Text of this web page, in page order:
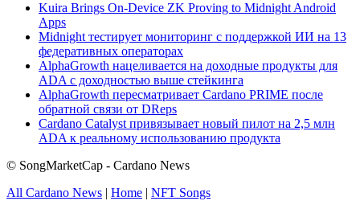
Kuira Brings On-Device ZK Proving to Midnight Android
Apps
Midnight тестирует мониторинг с поддержкой ИИ на 13
федеративных операторах
AlphaGrowth нацеливается на доходные продукты для
ADA с доходностью выше стейкинга
AlphaGrowth пересматривает Cardano PRIME после
обратной связи от DReps
Cardano Catalyst привязывает новый пилот на 2,5 млн
ADA к реальному использованию продукта
© SongMarketCap - Cardano News
All Cardano News | Home | NFT Songs